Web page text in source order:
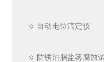
自动电位滴定仪
防锈油脂盐雾腐蚀